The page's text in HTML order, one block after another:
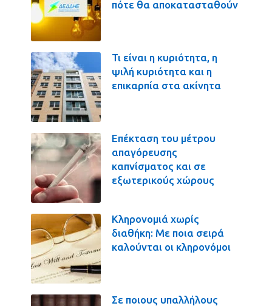
πότε θα αποκατασταθούν
Τι είναι η κυριότητα, η
ψιλή κυριότητα και η
επικαρπία στα ακίνητα
Επέκταση του μέτρου
απαγόρευσης
καπνίσματος και σε
εξωτερικούς χώρους
Κληρονομιά χωρίς
διαθήκη: Με ποια σειρά
καλούνται οι κληρονόμοι
Σε ποιους υπαλλήλους